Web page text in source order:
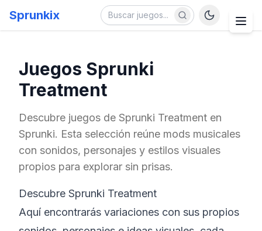
Sprunkix
Juegos Sprunki
Treatment
Descubre juegos de Sprunki Treatment en
Sprunki. Esta selección reúne mods musicales
con sonidos, personajes y estilos visuales
propios para explorar sin prisas.
Descubre Sprunki Treatment
Aquí encontrarás variaciones con sus propios